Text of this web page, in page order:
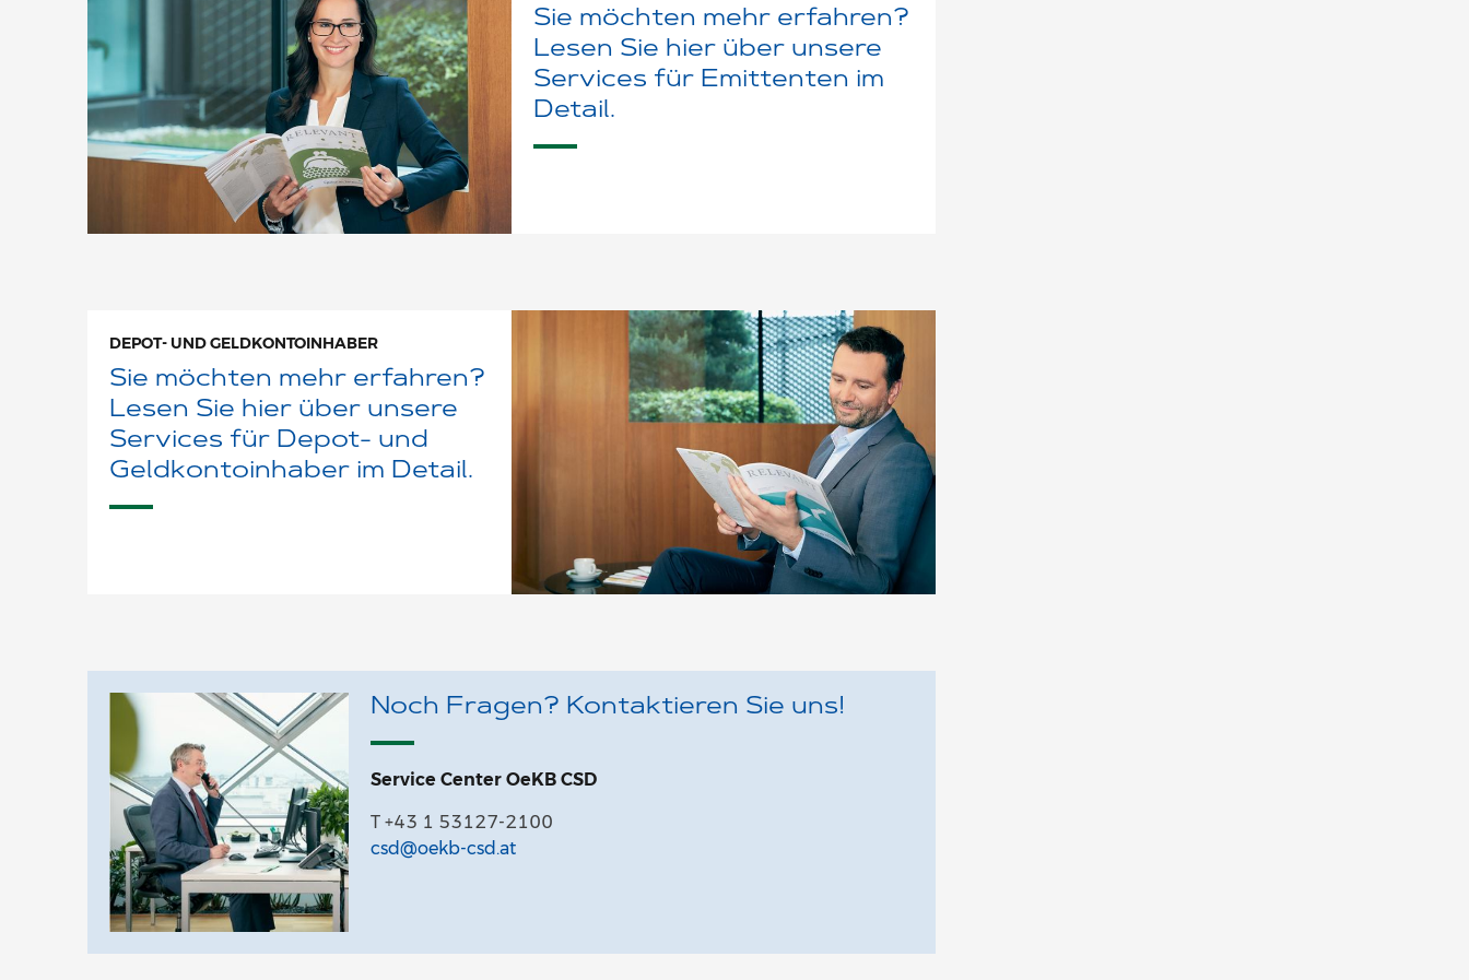
Sie möchten mehr erfahren?
Lesen Sie hier über unsere
Services für Emittenten im
Detail.
DEPOT- UND GELDKONTOINHABER
Sie möchten mehr erfahren?
Lesen Sie hier über unsere
Services für Depot- und
Geldkontoinhaber im Detail.
Noch Fragen? Kontaktieren Sie uns!
Service Center OeKB CSD
T +43 1 53127-2100
csd@oekb-csd.at